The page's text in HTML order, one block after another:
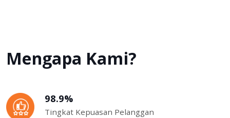
Mengapa Kami?
98.9%
Tingkat Kepuasan Pelanggan